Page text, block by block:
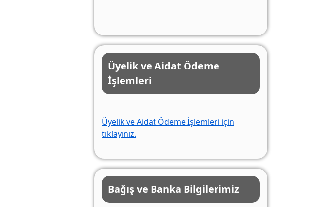
Üyelik ve Aidat Ödeme
İşlemleri
Üyelik ve Aidat Ödeme İşlemleri için
tıklayınız.
Bağış ve Banka Bilgilerimiz